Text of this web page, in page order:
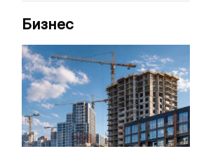
Бизнес